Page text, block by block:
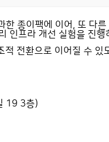
종이팩에 이어, 또 다
인프라 개선 실험을 진
전환으로 이어질 수
19 3층)